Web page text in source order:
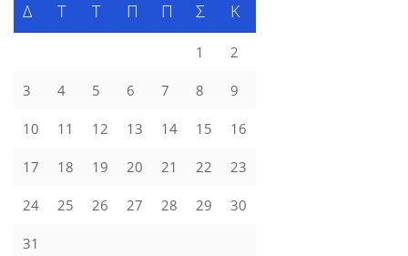
Δ Τ Τ Π Π Σ Κ
1 2
3 4 5 6 7 8 9
10 11 12 13 14 15 16
17 18 19 20 21 22 23
24 25 26 27 28 29 30
31